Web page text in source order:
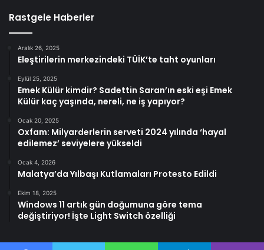
Rastgele Haberler
Aralık 26, 2025
Eleştirilerin merkezindeki TÜİK’te taht oyunları
Eylül 25, 2025
Emek Külür kimdir? Sadettin Saran’ın eski eşi Emek
Külür kaç yaşında, nereli, ne iş yapıyor?
Ocak 20, 2025
Oxfam: Milyarderlerin serveti 2024 yılında ‘hayal
edilemez’ seviyelere yükseldi
Ocak 4, 2026
Malatya’da Yılbaşı Kutlamaları Protesto Edildi
Ekim 18, 2025
Windows 11 artık gün doğumuna göre tema
değiştiriyor! İşte Light Switch özelliği